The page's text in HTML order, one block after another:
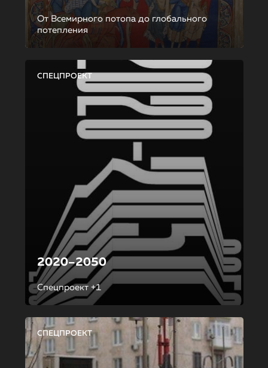
От Всемирного потопа до глобального
потепления
СПЕЦПРОЕКТ
2020–2050
Спецпроект +1
СПЕЦПРОЕКТ